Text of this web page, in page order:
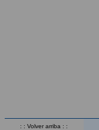
: : Volver arriba : :